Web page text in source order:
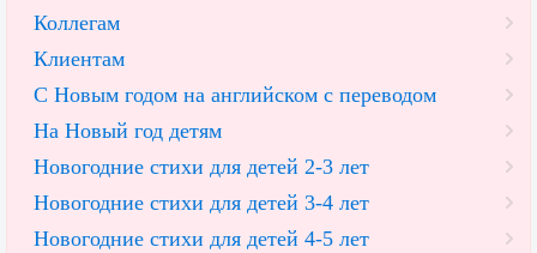
Коллегам
Клиентам
С Новым годом на английском с переводом
На Новый год детям
Новогодние стихи для детей 2-3 лет
Новогодние стихи для детей 3-4 лет
Новогодние стихи для детей 4-5 лет